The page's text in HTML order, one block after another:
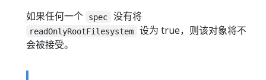
如果任何一个
spec 没有将
readOnlyRootFilesystem
设为 true，则该对象将不
会被接受。